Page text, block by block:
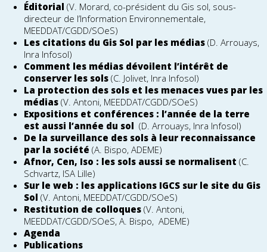
Éditorial (V. Morard, co-président du Gis sol, sous-
directeur de l’Information Environnementale,
MEEDDAT/CGDD/SOeS)
Les citations du Gis Sol par les médias (D. Arrouays,
Inra Infosol)
Comment les médias dévoilent l’intérêt de
conserver les sols (C. Jolivet, Inra Infosol)
La protection des sols et les menaces vues par les
médias (V. Antoni, MEEDDAT/CGDD/SOeS)
Expositions et conférences : l’année de la terre
est aussi l’année du sol (D. Arrouays, Inra Infosol)
De la surveillance des sols à leur reconnaissance
par la société (A. Bispo, ADEME)
Afnor, Cen, Iso : les sols aussi se normalisent (C.
Schvartz, ISA Lille)
Sur le web : les applications IGCS sur le site du Gis
Sol (V. Antoni, MEEDDAT/CGDD/SOeS)
Restitution de colloques (V. Antoni,
MEEDDAT/CGDD/SOeS, A. Bispo, ADEME)
Agenda
Publications